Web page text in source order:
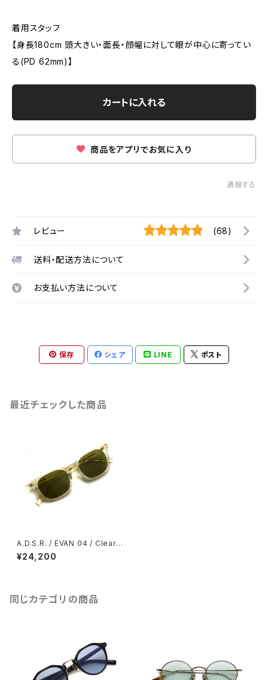
着用スタッフ
【身長180cm 頭大きい・面長・顔幅に対して眼が中心に寄ってい
る(PD 62mm)】
カートに入れる
商品をアプリでお気に入り
通報する
レビュー (68)
送料・配送方法について
お支払い方法について
保存 シェア LINE ポスト
最近チェックした商品
A.D.S.R. / EVAN 04 / Clear Y
ellow - Green Flat lenses
クリアイエロー - グリーンフラッ
¥24,200
同じカテゴリの商品